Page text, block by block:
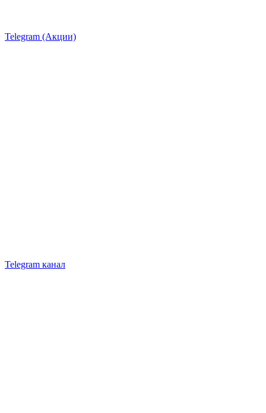
Telegram (Акции)
Telegram канал